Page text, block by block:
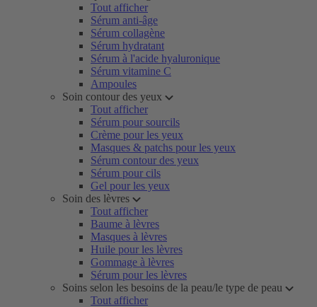
Tout afficher
Sérum anti-âge
Sérum collagène
Sérum hydratant
Sérum à l'acide hyaluronique
Sérum vitamine C
Ampoules
Soin contour des yeux
Tout afficher
Sérum pour sourcils
Crème pour les yeux
Masques & patchs pour les yeux
Sérum contour des yeux
Sérum pour cils
Gel pour les yeux
Soin des lèvres
Tout afficher
Baume à lèvres
Masques à lèvres
Huile pour les lèvres
Gommage à lèvres
Sérum pour les lèvres
Soins selon les besoins de la peau/le type de peau
Tout afficher